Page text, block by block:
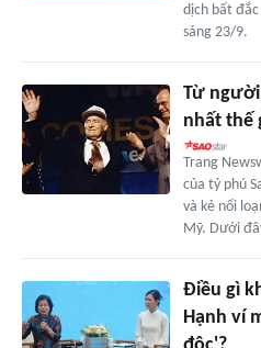
dịch bất
sáng 23/9.
Từ
nhất thế
Trang
của tỷ phú
và kẻ nổi
Mỹ. Dưới
Điều gì
Hạnh ví